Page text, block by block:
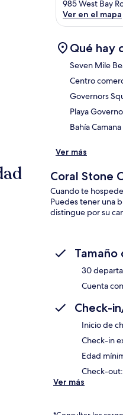
985 West Bay
Ver en el mapa
Qué hay
Seven Mile
Centro
Governors
Playa
Bahía Camana
Ver más
Coral Stone
Cuando te
Puedes tener una
distingue por su
30
Cuenta
Check-
Inicio de
Check-in
Edad
Check-
Ver más